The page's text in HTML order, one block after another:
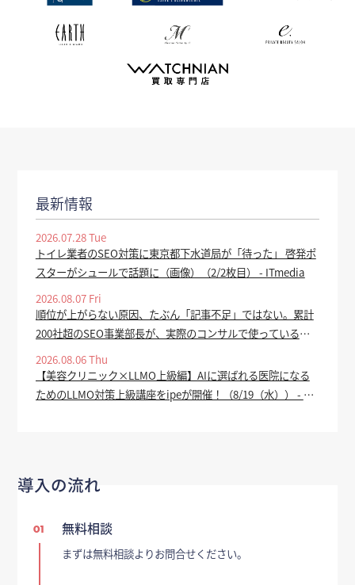
最新情報
2026.07.28 Tue
トイレ業者のSEO対策に東京都下水道局が「待った」 啓発ポ
スターがシュールで話題に（画像）（2/2枚目） - ITmedia
2026.08.07 Fri
順位が上がらない原因、たぶん「記事不足」ではない。累計
200社超のSEO事業部長が、実際のコンサルで使っている全
手順を公開 - value-press.com
2026.08.06 Thu
【美容クリニック×LLMO上級編】AIに選ばれる医院になる
ためのLLMO対策上級講座をipeが開催！（8/19（水）） - PR
導入の流れ
01 無料相談
まずは無料相談よりお問合せください。